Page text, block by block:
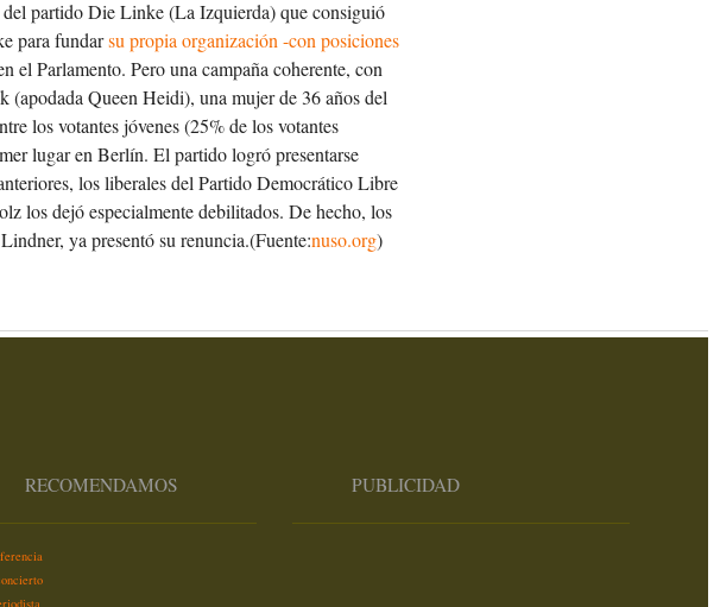
del partido Die Linke (La Izquierda) que consiguió
para fundarsu propia organización -con posiciones
Parlamento. Pero una campaña coherente, con
Queen Heidi), una mujer de 36 años del
los votantes jóvenes (25% de los votantes
lugar en Berlín. El partido logró presentarse
los liberales del Partido Democrático Libre
los dejó especialmente debilitados. De hecho, los
ya presentó su renuncia.(Fuente:nuso.org)
RECOMENDAMOS PUBLICIDAD